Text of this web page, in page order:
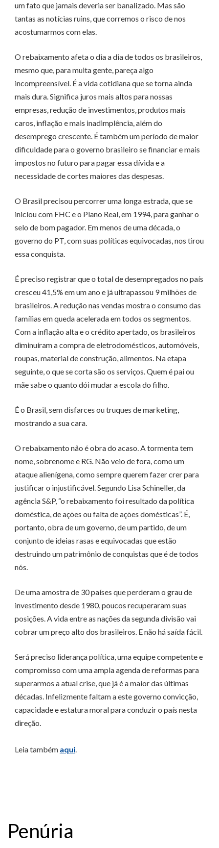
um fato que jamais deveria ser banalizado. Mas são
tantas as notícias ruins, que corremos o risco de nos
acostumarmos com elas.
O rebaixamento afeta o dia a dia de todos os brasileiros,
mesmo que, para muita gente, pareça algo
incompreensível. É a vida cotidiana que se torna ainda
mais dura. Significa juros mais altos para nossas
empresas, redução de investimentos, produtos mais
caros, inflação e mais inadimplência, além do
desemprego crescente. É também um período de maior
dificuldade para o governo brasileiro se financiar e mais
impostos no futuro para pagar essa dívida e a
necessidade de cortes maiores das despesas.
O Brasil precisou percorrer uma longa estrada, que se
iniciou com FHC e o Plano Real, em 1994, para ganhar o
selo de bom pagador. Em menos de uma década, o
governo do PT, com suas políticas equivocadas, nos tirou
essa conquista.
É preciso registrar que o total de desempregados no país
cresceu 41,5% em um ano e já ultrapassou 9 milhões de
brasileiros. A redução nas vendas mostra o consumo das
famílias em queda acelerada em todos os segmentos.
Com a inflação alta e o crédito apertado, os brasileiros
diminuíram a compra de eletrodomésticos, automóveis,
roupas, material de construção, alimentos. Na etapa
seguinte, o que se corta são os serviços. Quem é pai ou
mãe sabe o quanto dói mudar a escola do filho.
É o Brasil, sem disfarces ou truques de marketing,
mostrando a sua cara.
O rebaixamento não é obra do acaso. A tormenta tem
nome, sobrenome e RG. Não veio de fora, como um
ataque alienígena, como sempre querem fazer crer para
justificar o injustificável. Segundo Lisa Schineller, da
agência S&P, “o rebaixamento foi resultado da política
doméstica, de ações ou falta de ações domésticas”. É,
portanto, obra de um governo, de um partido, de um
conjunto de ideias rasas e equivocadas que estão
destruindo um patrimônio de conquistas que é de todos
nós.
De uma amostra de 30 países que perderam o grau de
investimento desde 1980, poucos recuperaram suas
posições. A vida entre as nações da segunda divisão vai
cobrar um preço alto dos brasileiros. E não há saída fácil.
Será preciso liderança política, uma equipe competente e
compromisso com uma ampla agenda de reformas para
superarmos a atual crise, que já é a maior das últimas
décadas. Infelizmente faltam a este governo convicção,
capacidade e estatura moral para conduzir o país nesta
direção.
Leia também aqui.
Penúria